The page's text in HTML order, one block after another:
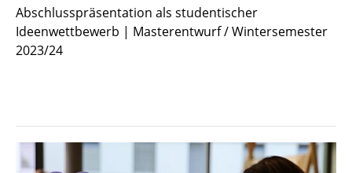
Abschlusspräsentation als studentischer
Ideenwettbewerb | Masterentwurf / Wintersemester
2023/24